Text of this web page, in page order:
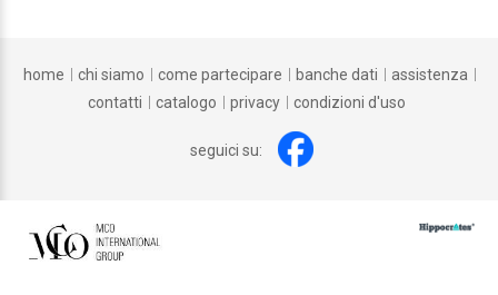
home chi siamo come partecipare banche dati
assistenza
contatti
catalogo privacy condizioni d'uso
seguici su: